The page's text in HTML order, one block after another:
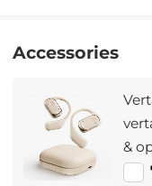
Accessories
&